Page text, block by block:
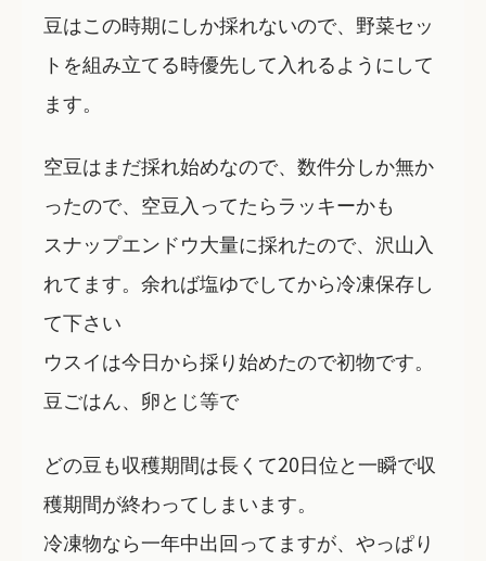
豆はこの時期にしか採れないので、野菜セッ
トを組み立てる時優先して入れるようにして
ます。
空豆はまだ採れ始めなので、数件分しか無か
ったので、空豆入ってたらラッキーかも
スナップエンドウ大量に採れたので、沢山入
れてます。余れば塩ゆでしてから冷凍保存し
て下さい
ウスイは今日から採り始めたので初物です。
豆ごはん、卵とじ等で
どの豆も収穫期間は長くて20日位と一瞬で収
穫期間が終わってしまいます。
冷凍物なら一年中出回ってますが、やっぱり